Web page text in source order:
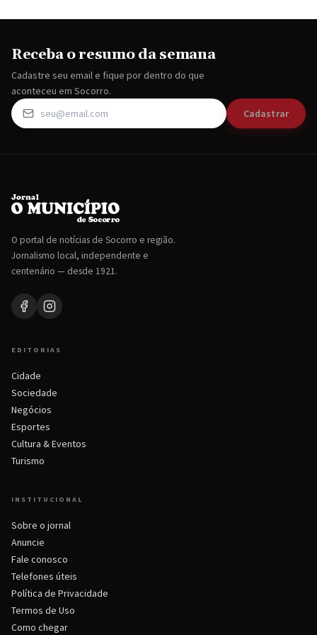
Receba o resumo da semana
Cadastre seu email e fique por dentro do que
aconteceu em Socorro.
Cadastrar
O portal de notícias de Socorro e região.
Jornalismo local, independente e
centenário — desde 1921.
EDITORIAS
Cidade
Sociedade
Negócios
Esportes
Cultura & Eventos
Turismo
INSTITUCIONAL
Sobre o jornal
Anuncie
Fale conosco
Telefones úteis
Política de Privacidade
Termos de Uso
Como chegar